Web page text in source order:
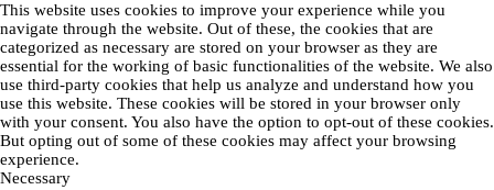
This website uses cookies to improve your experience while you
navigate through the website. Out of these, the cookies that are
categorized as necessary are stored on your browser as they are
essential for the working of basic functionalities of the website. We also
use third-party cookies that help us analyze and understand how you
use this website. These cookies will be stored in your browser only
with your consent. You also have the option to opt-out of these cookies.
But opting out of some of these cookies may affect your browsing
experience.
Necessary